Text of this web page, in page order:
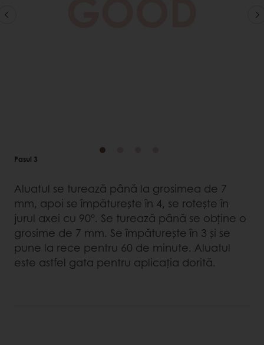
Pasul 3
Aluatul se turează până la grosimea de 7
mm, apoi se împăturește în 4, se rotește în
jurul axei cu 90°. Se turează până se obține o
grosime de 7 mm. Se împăturește în 3 și se
pune la rece pentru 60 de minute. Aluatul
este astfel gata pentru aplicația dorită.